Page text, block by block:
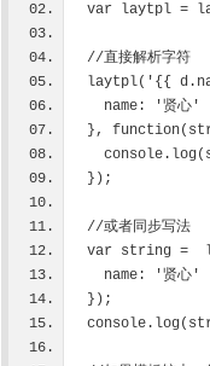
var laytpl =
  //直接解析字符
laytpl('{{
    name: '贤心'
},
  });
  //或者同步写法
var string =
    name: '贤心'
  });